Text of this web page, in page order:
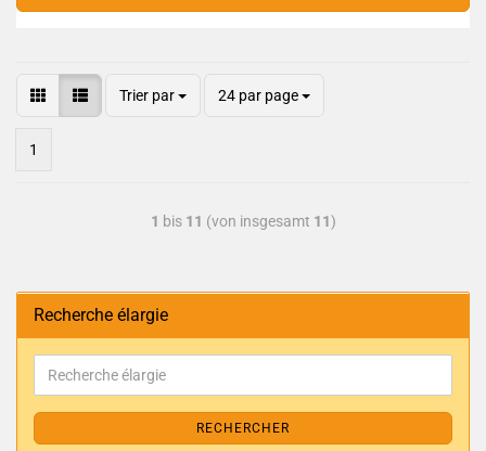
Trier par 24 par page
1
1 bis 11 (von insgesamt 11)
Recherche élargie
RECHERCHER